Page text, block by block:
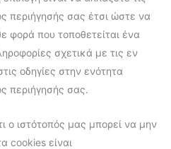
περιήγησής σας έτσι ώστε να
φορά που τοποθετείται ένα
σχετικά με τις εν
οδηγίες στην ενότητα
περιήγησής σας.
ο ιστότοπός μας μπορεί να μην
cookies είναι